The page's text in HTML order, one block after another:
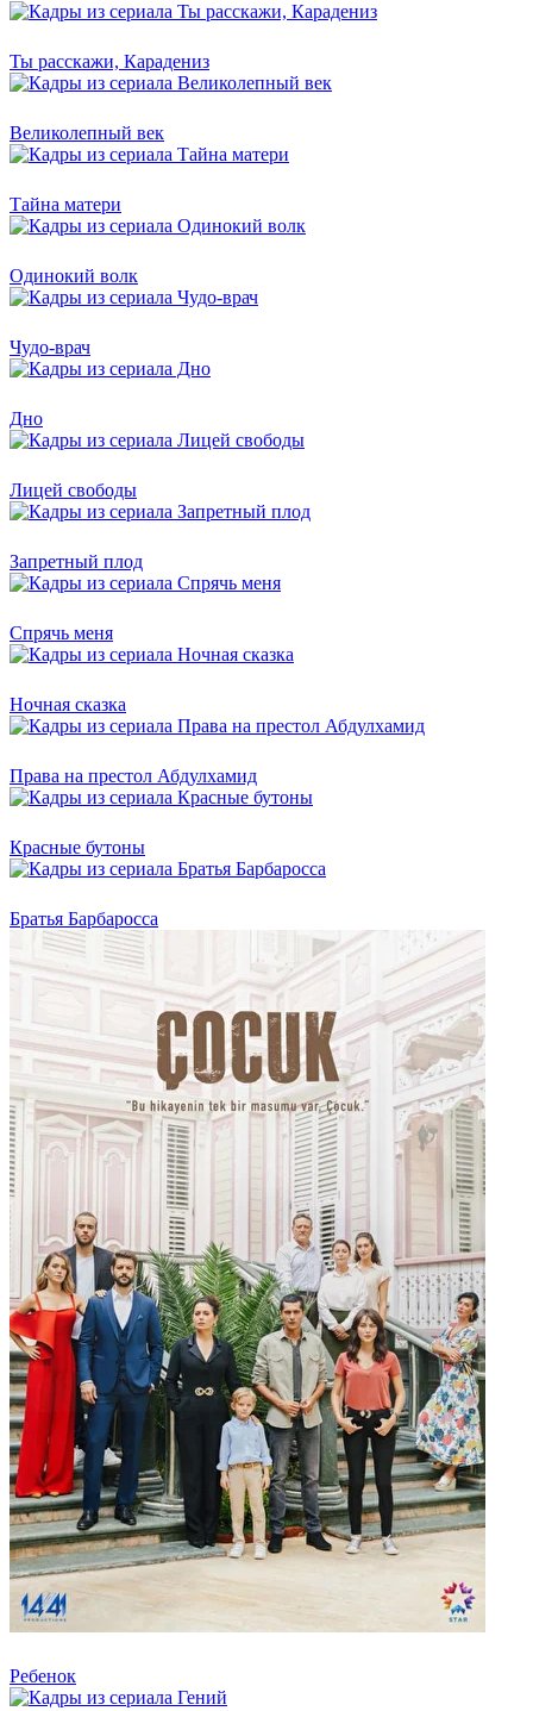
Ты расскажи, Карадениз
Великолепный век
Тайна матери
Одинокий волк
Чудо-врач
Дно
Лицей свободы
Запретный плод
Спрячь меня
Ночная сказка
Права на престол Абдулхамид
Красные бутоны
Братья Барбаросса
Ребенок